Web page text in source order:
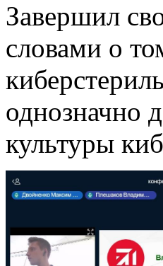
Завершил
словами о
однозначно
культуры